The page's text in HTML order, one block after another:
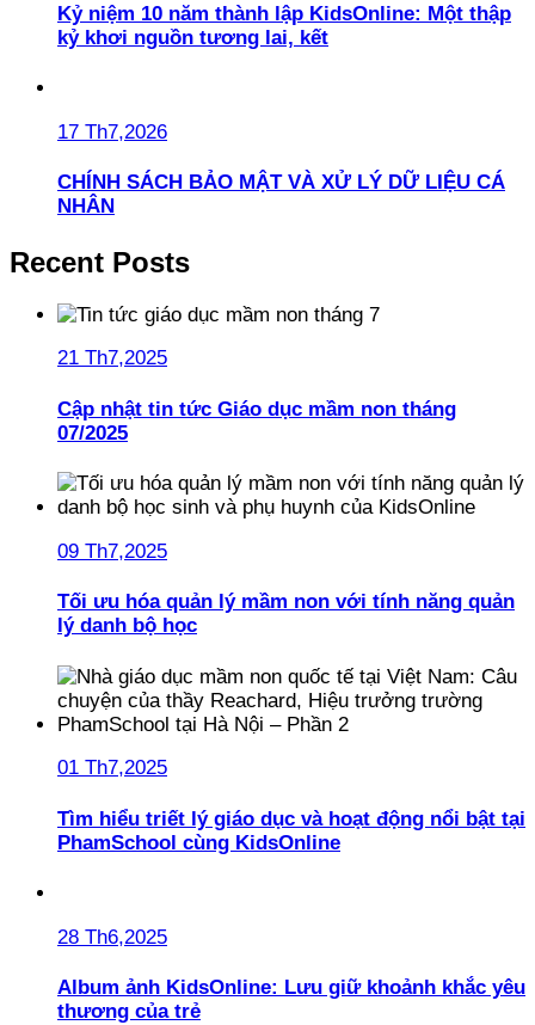
Kỷ niệm 10 năm thành lập KidsOnline: Một thập
kỷ khơi nguồn tương lai, kết
17 Th7,2026
CHÍNH SÁCH BẢO MẬT VÀ XỬ LÝ DỮ LIỆU CÁ
NHÂN
Recent Posts
21 Th7,2025
Cập nhật tin tức Giáo dục mầm non tháng
07/2025
09 Th7,2025
Tối ưu hóa quản lý mầm non với tính năng quản
lý danh bộ học
01 Th7,2025
Tìm hiểu triết lý giáo dục và hoạt động nổi bật tại
PhamSchool cùng KidsOnline
28 Th6,2025
Album ảnh KidsOnline: Lưu giữ khoảnh khắc yêu
thương của trẻ